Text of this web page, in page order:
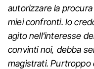
autorizzare la
miei confronti. Io
agito nell'interesse
convinti noi, debba
magistrati. Purtroppo